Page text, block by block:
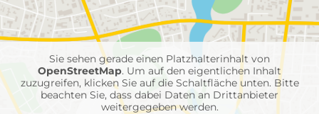
Feuerwehr-
Einheiten
Sie sehen gerade einen Platzhalterinhalt von
OpenStreetMap. Um auf den eigentlichen Inhalt
zuzugreifen, klicken Sie auf die Schaltfläche unten. Bitte
beachten Sie, dass dabei Daten an Drittanbieter
weitergegeben werden.